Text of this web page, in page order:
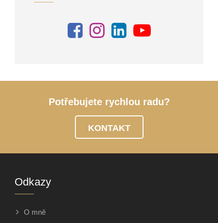
Potřebujete rychlou radu?
KONTAKT
Odkazy
O mně